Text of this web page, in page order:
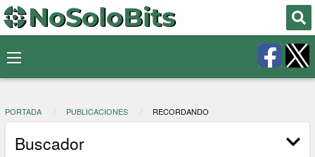
PORTADA PUBLICACIONES RECORDANDO
Buscador